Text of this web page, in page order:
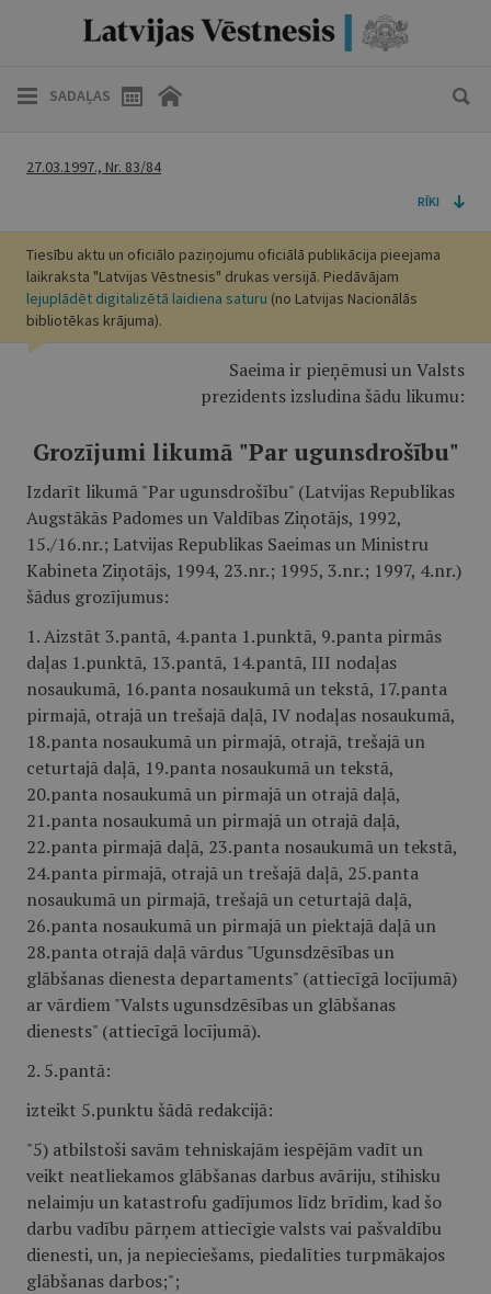
SADAĻAS
27.03.1997., Nr. 83/84
RĪKI
Tiesību aktu un oficiālo paziņojumu oficiālā publikācija pieejama
laikraksta "Latvijas Vēstnesis" drukas versijā. Piedāvājam
lejuplādēt digitalizētā laidiena saturu (no Latvijas Nacionālās
bibliotēkas krājuma).
Saeima ir pieņēmusi un Valsts
prezidents izsludina šādu likumu:
Grozījumi likumā "Par ugunsdrošību"
Izdarīt likumā "Par ugunsdrošību" (Latvijas Republikas
Augstākās Padomes un Valdības Ziņotājs, 1992,
15./16.nr.; Latvijas Republikas Saeimas un Ministru
Kabineta Ziņotājs, 1994, 23.nr.; 1995, 3.nr.; 1997, 4.nr.)
šādus grozījumus:
1. Aizstāt 3.pantā, 4.panta 1.punktā, 9.panta pirmās
daļas 1.punktā, 13.pantā, 14.pantā, III nodaļas
nosaukumā, 16.panta nosaukumā un tekstā, 17.panta
pirmajā, otrajā un trešajā daļā, IV nodaļas nosaukumā,
18.panta nosaukumā un pirmajā, otrajā, trešajā un
ceturtajā daļā, 19.panta nosaukumā un tekstā,
20.panta nosaukumā un pirmajā un otrajā daļā,
21.panta nosaukumā un pirmajā un otrajā daļā,
22.panta pirmajā daļā, 23.panta nosaukumā un tekstā,
24.panta pirmajā, otrajā un trešajā daļā, 25.panta
nosaukumā un pirmajā, trešajā un ceturtajā daļā,
26.panta nosaukumā un pirmajā un piektajā daļā un
28.panta otrajā daļā vārdus "Ugunsdzēsības un
glābšanas dienesta departaments" (attiecīgā locījumā)
ar vārdiem "Valsts ugunsdzēsības un glābšanas
dienests" (attiecīgā locījumā).
2. 5.pantā:
izteikt 5.punktu šādā redakcijā:
"5) atbilstoši savām tehniskajām iespējām vadīt un
veikt neatliekamos glābšanas darbus avāriju, stihisku
nelaimju un katastrofu gadījumos līdz brīdim, kad šo
darbu vadību pārņem attiecīgie valsts vai pašvaldību
dienesti, un, ja nepieciešams, piedalīties turpmākajos
glābšanas darbos;";